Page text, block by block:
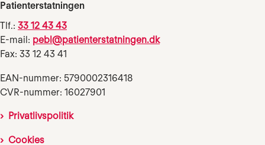
Patienterstatningen
Tlf.: 33 12 43 43
E-mail: pebl@patienterstatningen.dk
Fax: 33 12 43 41
EAN-nummer: 5790002316418
CVR-nummer: 16027901
Privatlivspolitik
Cookies